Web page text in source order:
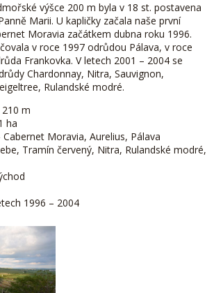
výšce 200 m byla v 18 st. postavena
Marii. U kapličky začala naše první
Moravia začátkem dubna roku 1996.
v roce 1997 odrůdou Pálava, v roce
Frankovka. V letech 2001 – 2004 se
Chardonnay, Nitra, Sauvignon,
Rulandské modré.
m
ha
Moravia, Aurelius, Pálava
Tramín červený, Nitra, Rulandské modré,
1996 – 2004